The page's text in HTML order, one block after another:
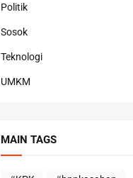
Politik
Sosok
Teknologi
UMKM
MAIN TAGS